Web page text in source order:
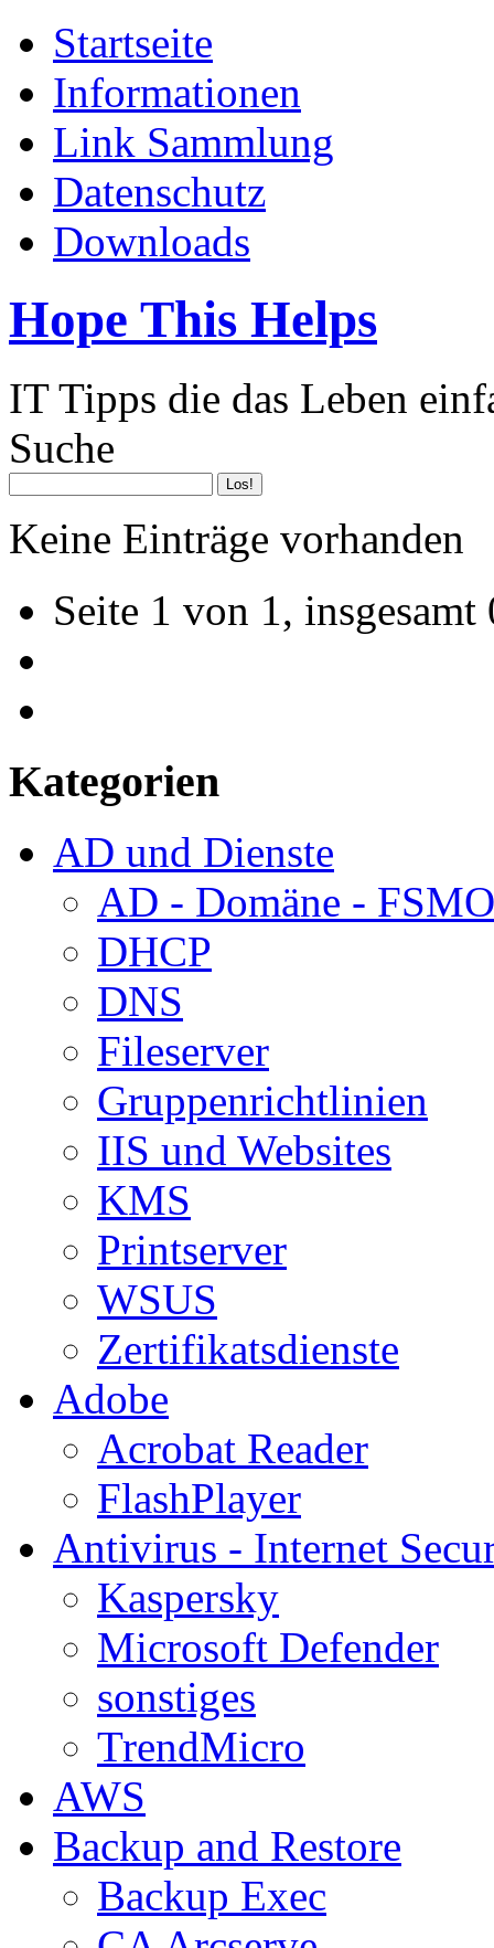
Startseite
Informationen
Link Sammlung
Datenschutz
Downloads
Hope This Helps
IT Tipps die das Leben
Suche
Keine Einträge vorhanden
Seite 1 von 1, insgesamt
Kategorien
AD und Dienste
AD - Domäne - FSMO
DHCP
DNS
Fileserver
Gruppenrichtlinien
IIS und Websites
KMS
Printserver
WSUS
Zertifikatsdienste
Adobe
Acrobat Reader
FlashPlayer
Antivirus - Internet
Kaspersky
Microsoft Defender
sonstiges
TrendMicro
AWS
Backup and Restore
Backup Exec